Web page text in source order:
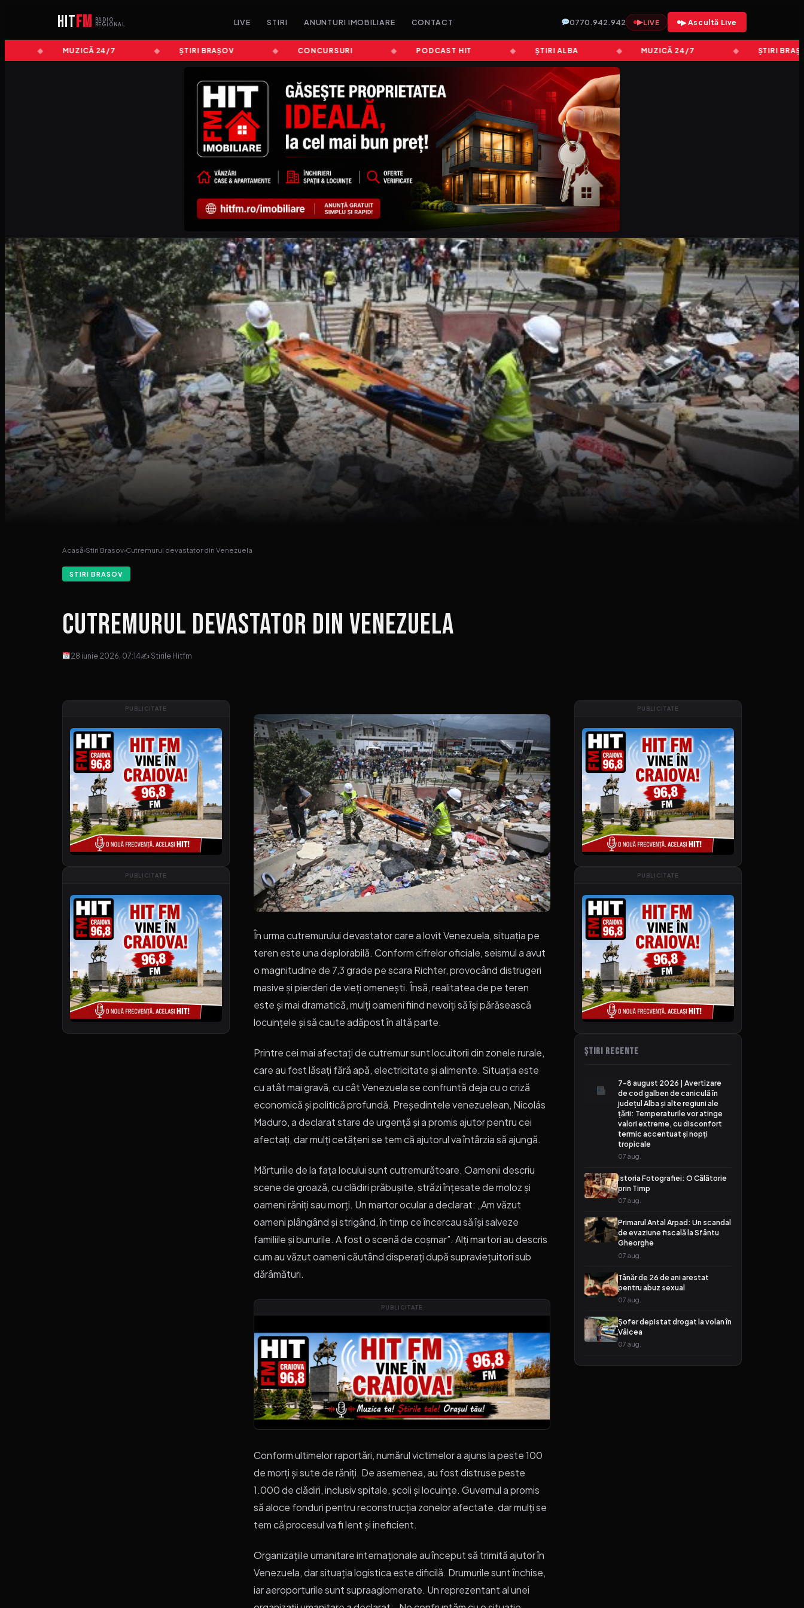
HITFM
RADIO
REGIONAL
LIVE STIRI ANUNTURI IMOBILIARE CONTACT 0770.942.942 ▶LIVE ▶ Ascultă Live
MUZICĂ 24/7 ȘTIRI BRAȘOV CONCURSURI PODCAST HIT ȘTIRI ALBA MUZICĂ 24/7 ȘTIRI BRAȘOV
Acasă›Stiri Brasov›Cutremurul devastator din Venezuela
STIRI BRASOV
Cutremurul devastator din Venezuela
28 iunie 2026, 07:14✍ Stirile Hitfm
PUBLICITATE
PUBLICITATE
În urma cutremurului devastator care a lovit Venezuela, situația pe
teren este una deplorabilă. Conform cifrelor oficiale, seismul a avut
o magnitudine de 7,3 grade pe scara Richter, provocând distrugeri
masive și pierderi de vieți omenești. Însă, realitatea de pe teren
este și mai dramatică, mulți oameni fiind nevoiți să își părăsească
locuințele și să caute adăpost în altă parte.
Printre cei mai afectați de cutremur sunt locuitorii din zonele rurale,
care au fost lăsați fără apă, electricitate și alimente. Situația este
cu atât mai gravă, cu cât Venezuela se confruntă deja cu o criză
economică și politică profundă. Președintele venezuelean, Nicolás
Maduro, a declarat stare de urgență și a promis ajutor pentru cei
afectați, dar mulți cetățeni se tem că ajutorul va întârzia să ajungă.
Mărturiile de la fața locului sunt cutremurătoare. Oamenii descriu
scene de groază, cu clădiri prăbușite, străzi înțesate de moloz și
oameni răniți sau morți. Un martor ocular a declarat: „Am văzut
oameni plângând și strigând, în timp ce încercau să își salveze
familiile și bunurile. A fost o scenă de coșmar”. Alți martori au descris
cum au văzut oameni căutând disperați după supraviețuitori sub
dărâmături.
PUBLICITATE
Conform ultimelor raportări, numărul victimelor a ajuns la peste 100
de morți și sute de răniți. De asemenea, au fost distruse peste
1.000 de clădiri, inclusiv spitale, școli și locuințe. Guvernul a promis
să aloce fonduri pentru reconstrucția zonelor afectate, dar mulți se
tem că procesul va fi lent și ineficient.
Organizațiile umanitare internaționale au început să trimită ajutor în
Venezuela, dar situația logistica este dificilă. Drumurile sunt închise,
iar aeroporturile sunt supraaglomerate. Un reprezentant al unei
PUBLICITATE
PUBLICITATE
ȘTIRI RECENTE
7-8 august 2026 | Avertizare
de cod galben de caniculă în
județul Alba și alte regiuni ale
țării: Temperaturile vor atinge
valori extreme, cu disconfort
termic accentuat și nopți
tropicale
07 aug.
Istoria Fotografiei: O Călătorie
prin Timp
07 aug.
Primarul Antal Arpad: Un scandal
de evaziune fiscală la Sfântu
Gheorghe
07 aug.
Tânăr de 26 de ani arestat
pentru abuz sexual
07 aug.
Șofer depistat drogat la volan în
Vâlcea
07 aug.